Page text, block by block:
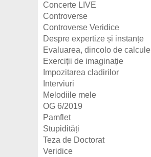
Concerte LIVE
Controverse
Controverse Veridice
Despre expertize și instanțe
Evaluarea, dincolo de calcule
Exerciții de imaginație
Impozitarea cladirilor
Interviuri
Melodiile mele
OG 6/2019
Pamflet
Stupidități
Teza de Doctorat
Veridice